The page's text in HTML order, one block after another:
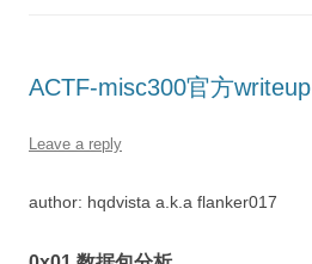
ACTF-misc300官方writeup
Leave a reply
author: hqdvista a.k.a flanker017